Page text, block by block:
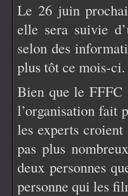
Le 26 juin
elle sera suivie
selon des
plus tôt ce mois-ci.
Bien que le FFFC
l’organisation fait
les experts
pas plus
deux personnes
personne qui les